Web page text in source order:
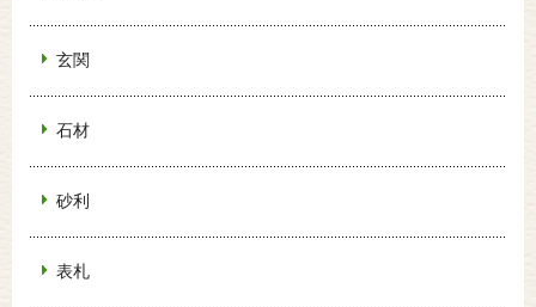
玄関
石材
砂利
表札